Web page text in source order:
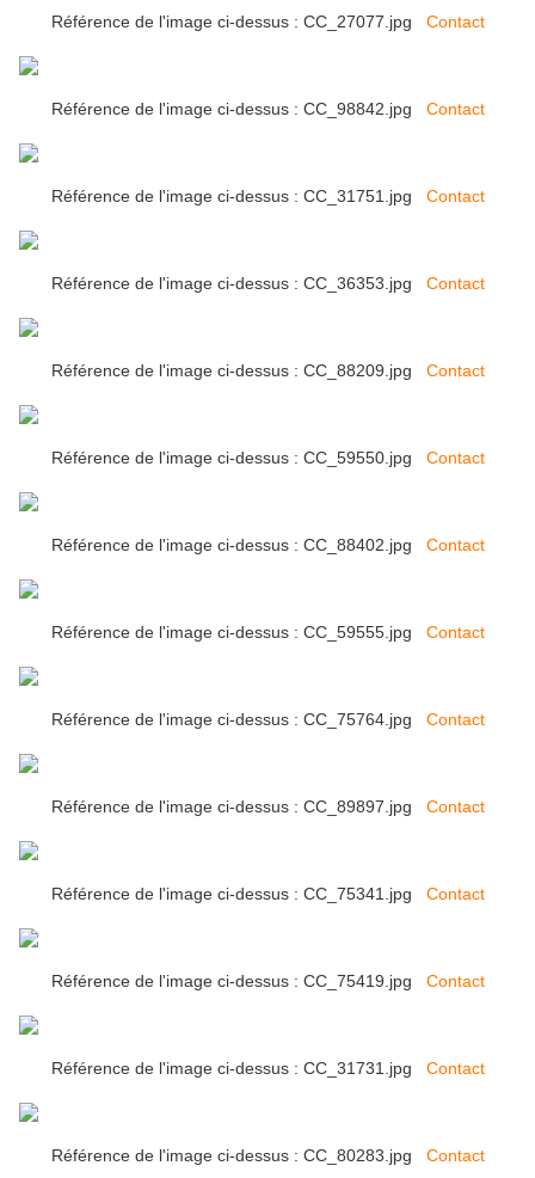
Référence de l'image ci-dessus : CC_27077.jpg Contact
Référence de l'image ci-dessus : CC_98842.jpg Contact
Référence de l'image ci-dessus : CC_31751.jpg Contact
Référence de l'image ci-dessus : CC_36353.jpg Contact
Référence de l'image ci-dessus : CC_88209.jpg Contact
Référence de l'image ci-dessus : CC_59550.jpg Contact
Référence de l'image ci-dessus : CC_88402.jpg Contact
Référence de l'image ci-dessus : CC_59555.jpg Contact
Référence de l'image ci-dessus : CC_75764.jpg Contact
Référence de l'image ci-dessus : CC_89897.jpg Contact
Référence de l'image ci-dessus : CC_75341.jpg Contact
Référence de l'image ci-dessus : CC_75419.jpg Contact
Référence de l'image ci-dessus : CC_31731.jpg Contact
Référence de l'image ci-dessus : CC_80283.jpg Contact